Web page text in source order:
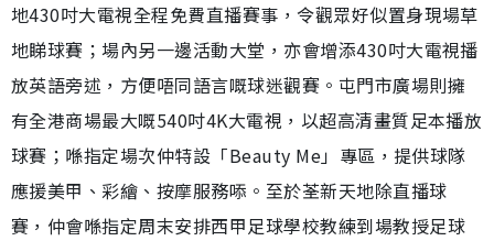
地430吋大電視全程免費直播賽事，令觀眾好似置身現場草
地睇球賽；場內另一邊活動大堂，亦會增添430吋大電視播
放英語旁述，方便唔同語言嘅球迷觀賽。屯門市廣場則擁
有全港商場最大嘅540吋4K大電視，以超高清畫質足本播放
球賽；喺指定場次仲特設「Beauty Me」專區，提供球隊
應援美甲、彩繪、按摩服務㖭。至於荃新天地除直播球
賽，仲會喺指定周末安排西甲足球學校教練到場教授足球